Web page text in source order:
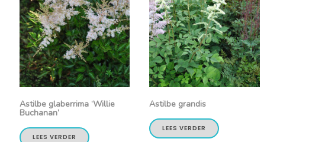
Astilbe glaberrima ‘Willie
Buchanan’
LEES VERDER
Astilbe grandis
LEES VERDER